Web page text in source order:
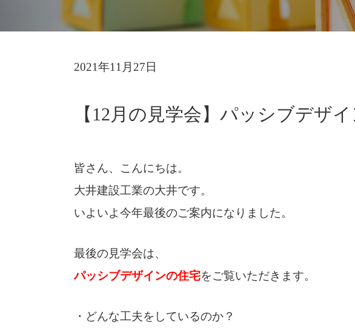
2021年11月27日
【12月の見学会】パッシブデザ
皆さん、こんにちは。
大井建設工業の大井です。
いよいよ今年最後のご案内になりました。
最後の見学会は、
パッシブデザインの住宅をご覧いただきます。
・どんな工夫をしているのか？